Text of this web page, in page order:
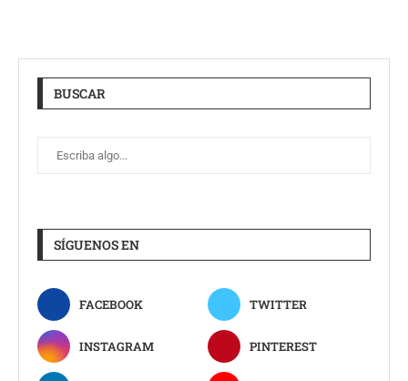
BUSCAR
SÍGUENOS EN
FACEBOOK TWITTER
INSTAGRAM PINTEREST